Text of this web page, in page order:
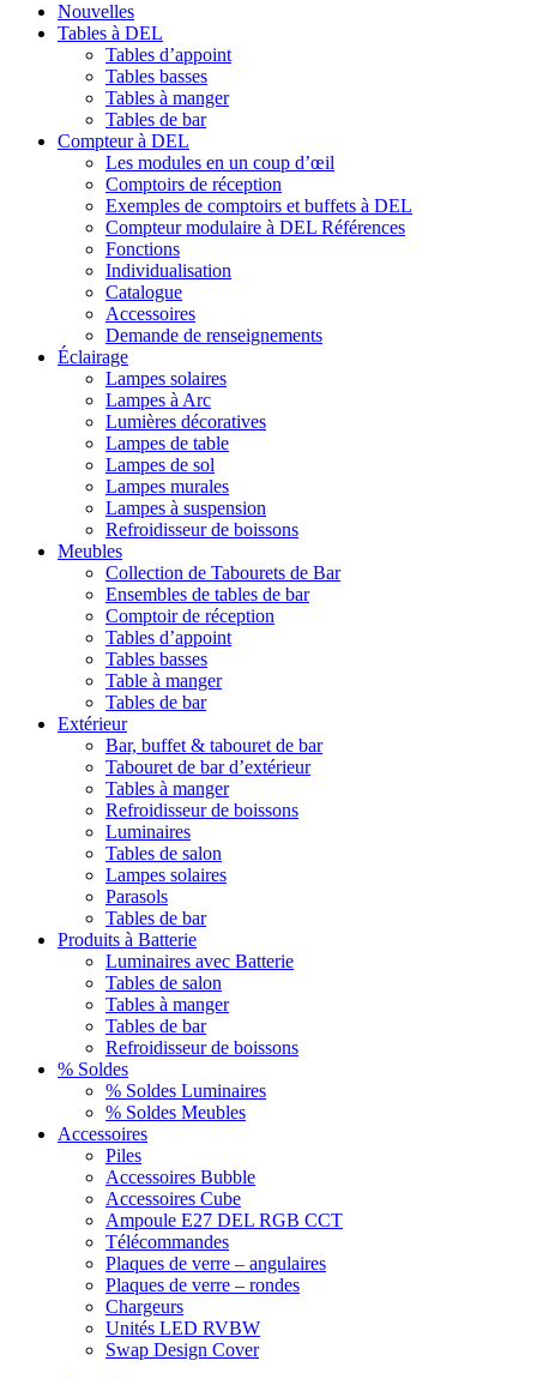
Nouvelles
Tables à DEL
Tables d’appoint
Tables basses
Tables à manger
Tables de bar
Compteur à DEL
Les modules en un coup d’œil
Comptoirs de réception
Exemples de comptoirs et buffets à DEL
Compteur modulaire à DEL Références
Fonctions
Individualisation
Catalogue
Accessoires
Demande de renseignements
Éclairage
Lampes solaires
Lampes à Arc
Lumières décoratives
Lampes de table
Lampes de sol
Lampes murales
Lampes à suspension
Refroidisseur de boissons
Meubles
Collection de Tabourets de Bar
Ensembles de tables de bar
Comptoir de réception
Tables d’appoint
Tables basses
Table à manger
Tables de bar
Extérieur
Bar, buffet & tabouret de bar
Tabouret de bar d’extérieur
Tables à manger
Refroidisseur de boissons
Luminaires
Tables de salon
Lampes solaires
Parasols
Tables de bar
Produits à Batterie
Luminaires avec Batterie
Tables de salon
Tables à manger
Tables de bar
Refroidisseur de boissons
% Soldes
% Soldes Luminaires
% Soldes Meubles
Accessoires
Piles
Accessoires Bubble
Accessoires Cube
Ampoule E27 DEL RGB CCT
Télécommandes
Plaques de verre – angulaires
Plaques de verre – rondes
Chargeurs
Unités LED RVBW
Swap Design Cover